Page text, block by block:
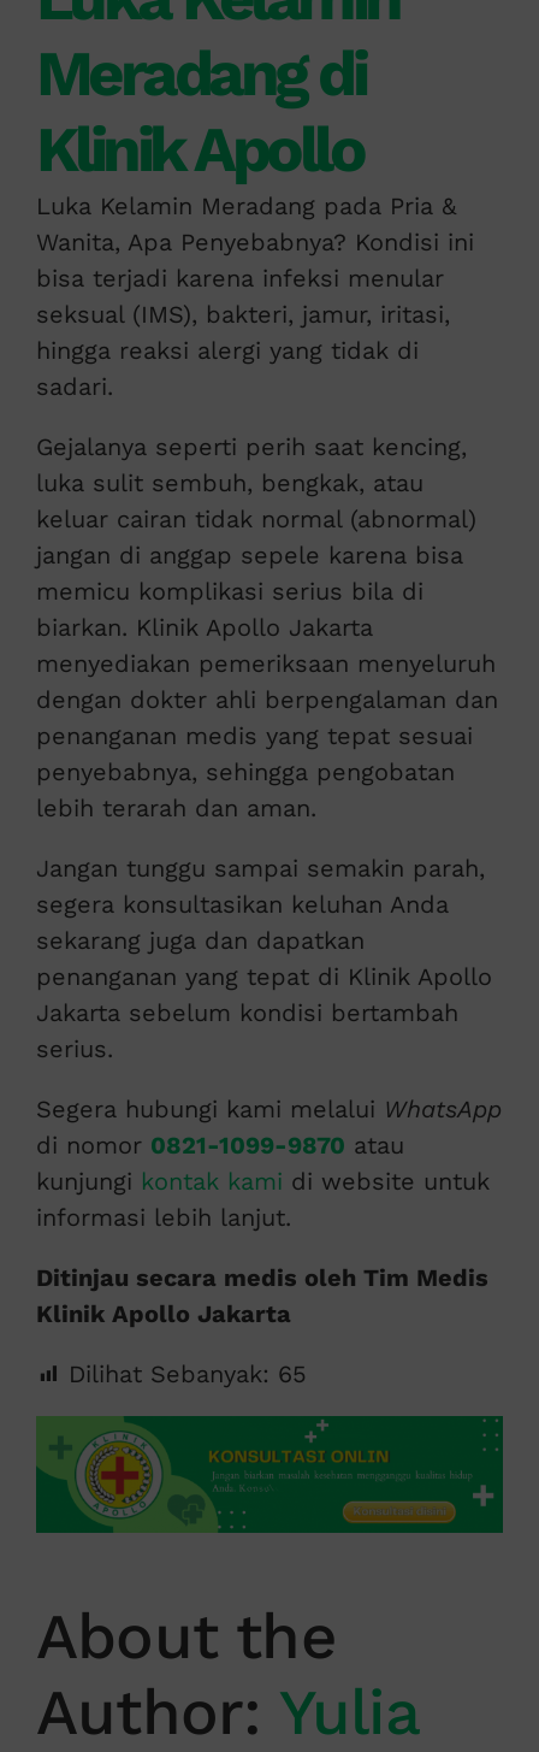
Meradang di
Klinik Apollo
Luka Kelamin Meradang pada Pria &
Wanita, Apa Penyebabnya? Kondisi ini
bisa terjadi karena infeksi menular
seksual (IMS), bakteri, jamur, iritasi,
hingga reaksi alergi yang tidak di
sadari.
Gejalanya seperti perih saat kencing,
luka sulit sembuh, bengkak, atau
keluar cairan tidak normal (abnormal)
jangan di anggap sepele karena bisa
memicu komplikasi serius bila di
biarkan. Klinik Apollo Jakarta
menyediakan pemeriksaan menyeluruh
dengan dokter ahli berpengalaman dan
penanganan medis yang tepat sesuai
penyebabnya, sehingga pengobatan
lebih terarah dan aman.
Jangan tunggu sampai semakin parah,
segera konsultasikan keluhan Anda
sekarang juga dan dapatkan
penanganan yang tepat di Klinik Apollo
Jakarta sebelum kondisi bertambah
serius.
Segera hubungi kami melalui WhatsApp
di nomor 0821-1099-9870 atau
kunjungi kontak kami di website untuk
informasi lebih lanjut.
Ditinjau secara medis oleh Tim Medis
Klinik Apollo Jakarta
Dilihat Sebanyak: 65
About the
Author: Yulia